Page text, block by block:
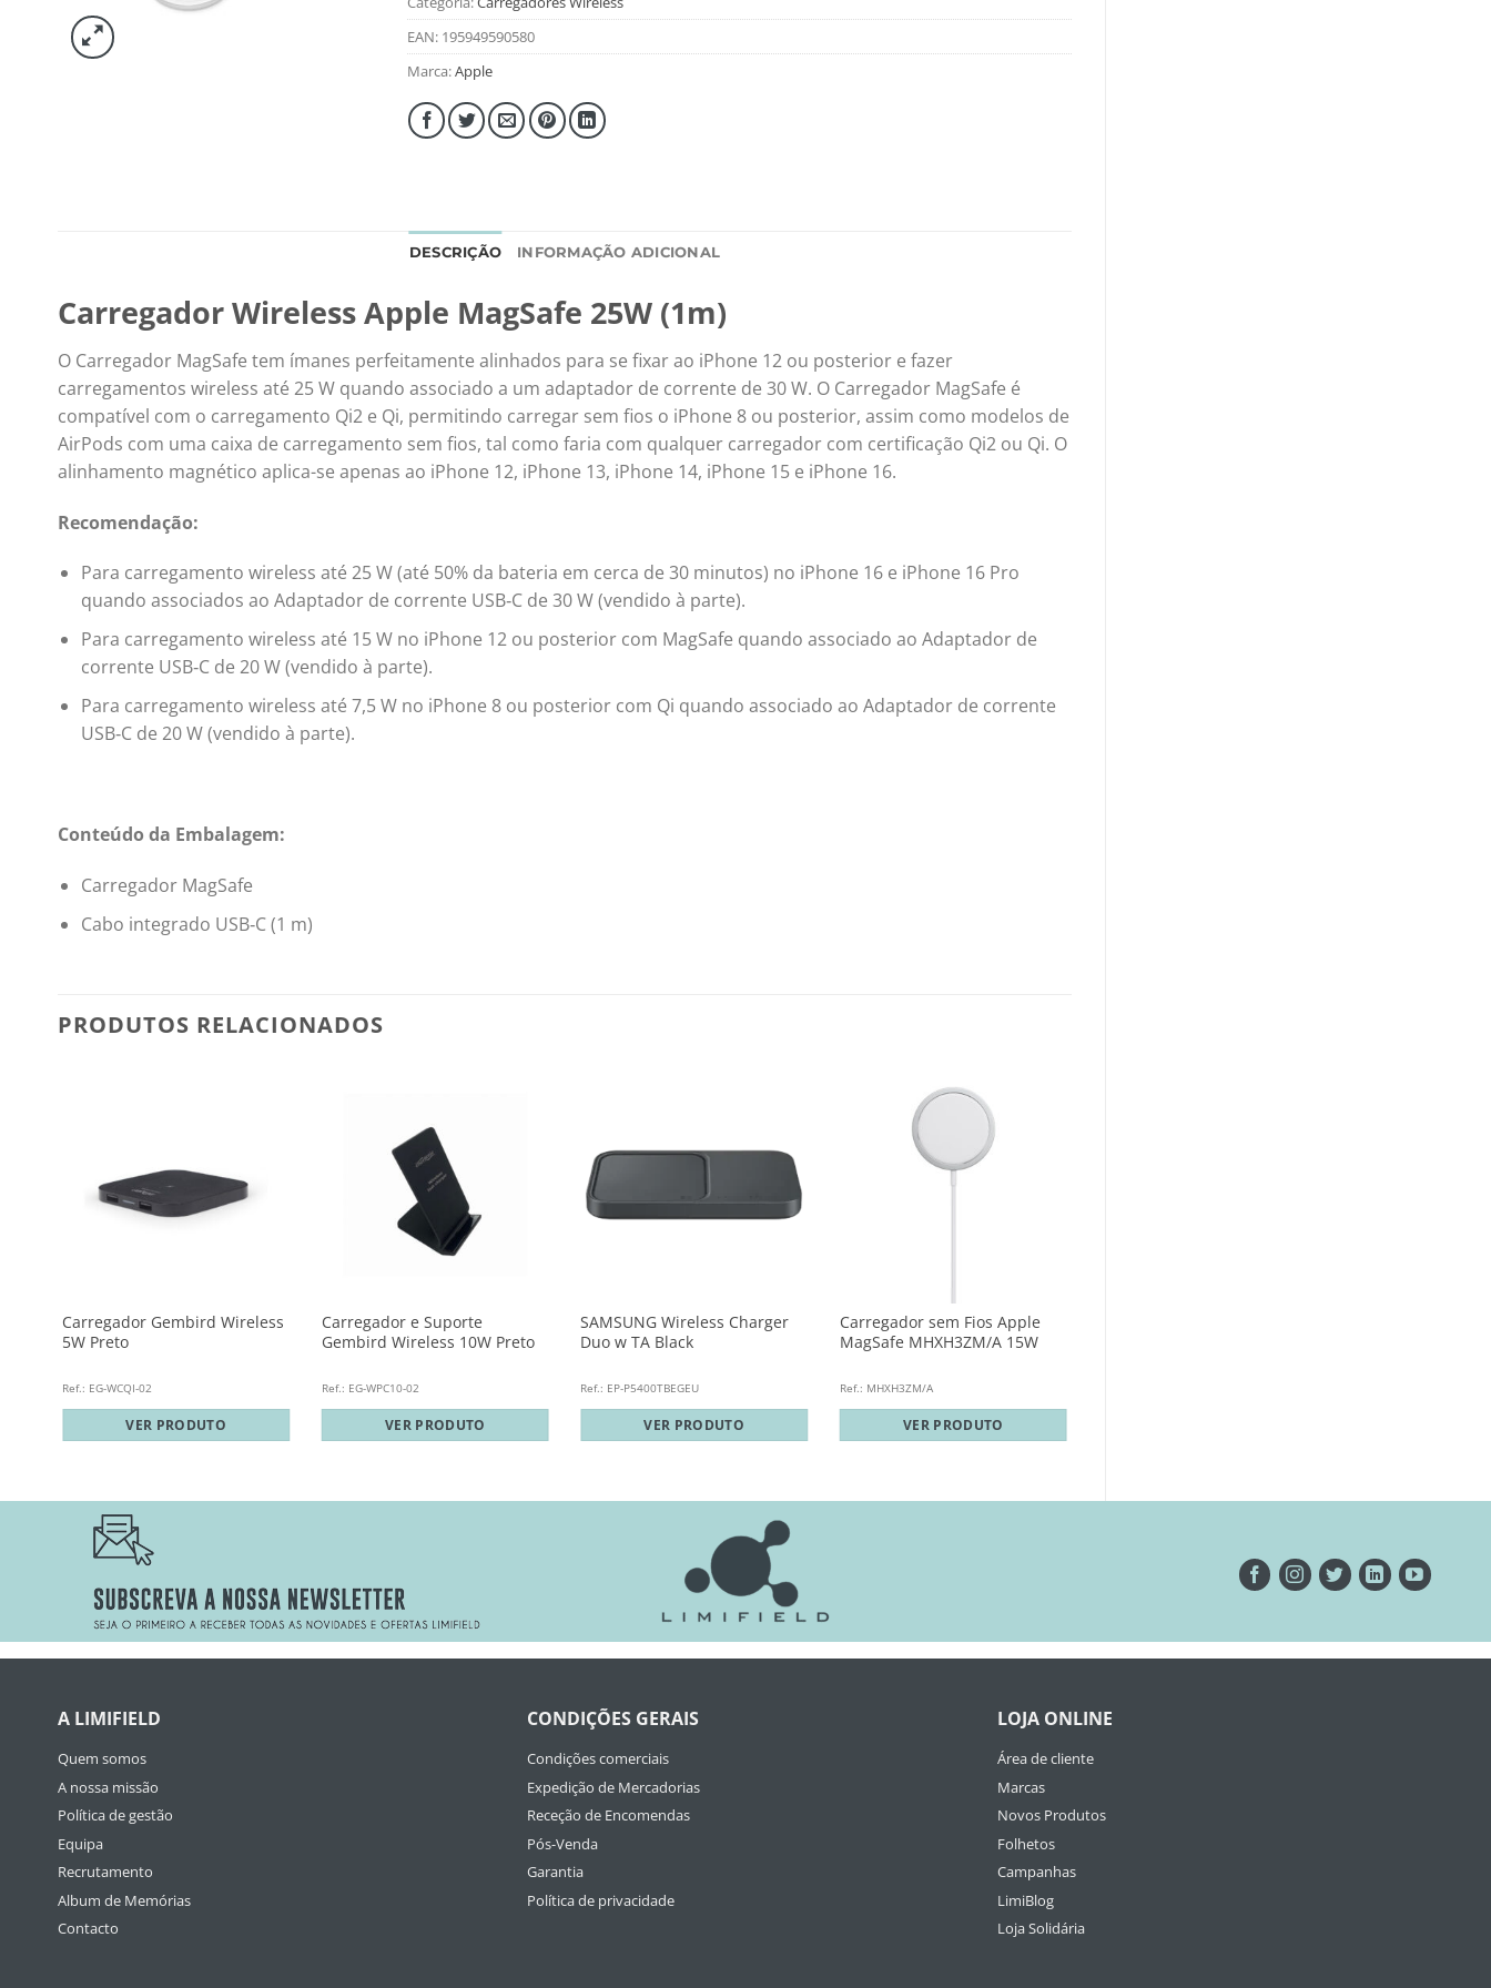
EAN: 195949590580
Marca:Apple
DESCRIÇÃO INFORMAÇÃO ADICIONAL
Carregador Wireless Apple MagSafe 25W (1m)
O Carregador MagSafe tem ímanes perfeitamente alinhados para se fixar ao iPhone 12 ou posterior e fazer
carregamentos wireless até 25 W quando associado a um adaptador de corrente de 30 W. O Carregador MagSafe é
compatível com o carregamento Qi2 e Qi, permitindo carregar sem fios o iPhone 8 ou posterior, assim como modelos de
AirPods com uma caixa de carregamento sem fios, tal como faria com qualquer carregador com certificação Qi2 ou Qi. O
alinhamento magnético aplica-se apenas ao iPhone 12, iPhone 13, iPhone 14, iPhone 15 e iPhone 16.
Recomendação:
Para carregamento wireless até 25 W (até 50% da bateria em cerca de 30 minutos) no iPhone 16 e iPhone 16 Pro
quando associados ao Adaptador de corrente USB‑C de 30 W (vendido à parte).
Para carregamento wireless até 15 W no iPhone 12 ou posterior com MagSafe quando associado ao Adaptador de
corrente USB‑C de 20 W (vendido à parte).
Para carregamento wireless até 7,5 W no iPhone 8 ou posterior com Qi quando associado ao Adaptador de corrente
USB‑C de 20 W (vendido à parte).
Conteúdo da Embalagem:
Carregador MagSafe
Cabo integrado USB‑C (1 m)
PRODUTOS RELACIONADOS
Carregador Gembird Wireless
5W Preto
Ref.: EG-WCQI-02
VER PRODUTO
Carregador e Suporte
Gembird Wireless 10W Preto
Ref.: EG-WPC10-02
VER PRODUTO
SAMSUNG Wireless Charger
Duo w TA Black
Ref.: EP-P5400TBEGEU
VER PRODUTO
Carregador sem Fios Apple
MagSafe MHXH3ZM/A 15W
Ref.: MHXH3ZM/A
VER PRODUTO
A LIMIFIELD
Quem somos
A nossa missão
Política de gestão
Equipa
Recrutamento
Album de Memórias
Contacto
CONDIÇÕES GERAIS
Condições comerciais
Expedição de Mercadorias
Receção de Encomendas
Pós-Venda
Garantia
Política de privacidade
LOJA ONLINE
Área de cliente
Marcas
Novos Produtos
Folhetos
Campanhas
LimiBlog
Loja Solidária